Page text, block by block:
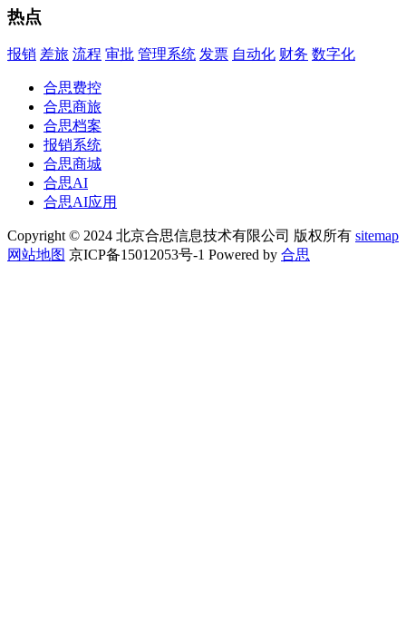
热点
报销 差旅 流程 审批 管理系统 发票 自动化 财务 数字化
合思费控
合思商旅
合思档案
报销系统
合思商城
合思AI
合思AI应用
Copyright © 2024 北京合思信息技术有限公司 版权所有 sitemap
网站地图 京ICP备15012053号-1 Powered by 合思